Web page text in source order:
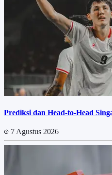
Prediksi dan Head-to-Head
7 Agustus 2026